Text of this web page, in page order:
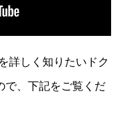
詳しく知りたいドク
で、下記をご覧くだ